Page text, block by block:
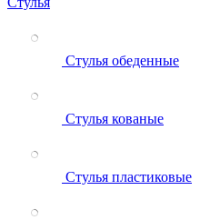
Стулья обеденные
Стулья кованые
Стулья пластиковые